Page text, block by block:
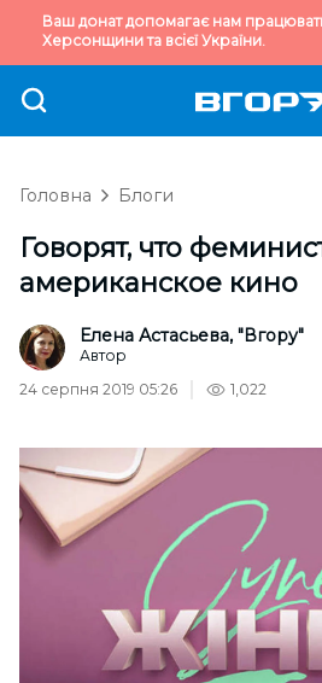
Ваш донат допомагає нам
Херсонщини та всієї України.
Головна Блоги
Говорят, что
американское кино
Елена Астасьева, "Вгору"
Автор
24 серпня 2019 05:26
1,022